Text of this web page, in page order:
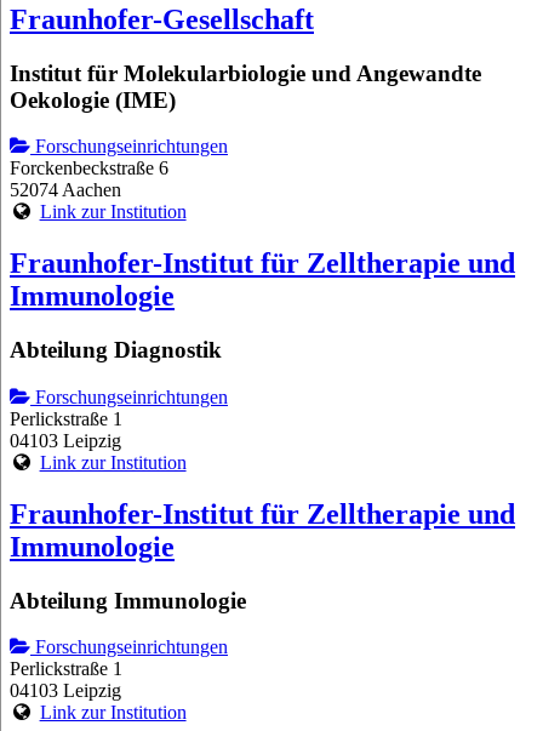
Fraunhofer-Gesellschaft
Institut für Molekularbiologie und Angewandte
Oekologie (IME)
Forschungseinrichtungen
Forckenbeckstraße 6
52074 Aachen
Link zur Institution
Fraunhofer-Institut für Zelltherapie und
Immunologie
Abteilung Diagnostik
Forschungseinrichtungen
Perlickstraße 1
04103 Leipzig
Link zur Institution
Fraunhofer-Institut für Zelltherapie und
Immunologie
Abteilung Immunologie
Forschungseinrichtungen
Perlickstraße 1
04103 Leipzig
Link zur Institution